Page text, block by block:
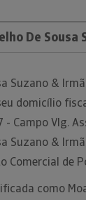
De
Suzano &
domicílio
Campo Vlg.
Suzano &
Comercial de
como